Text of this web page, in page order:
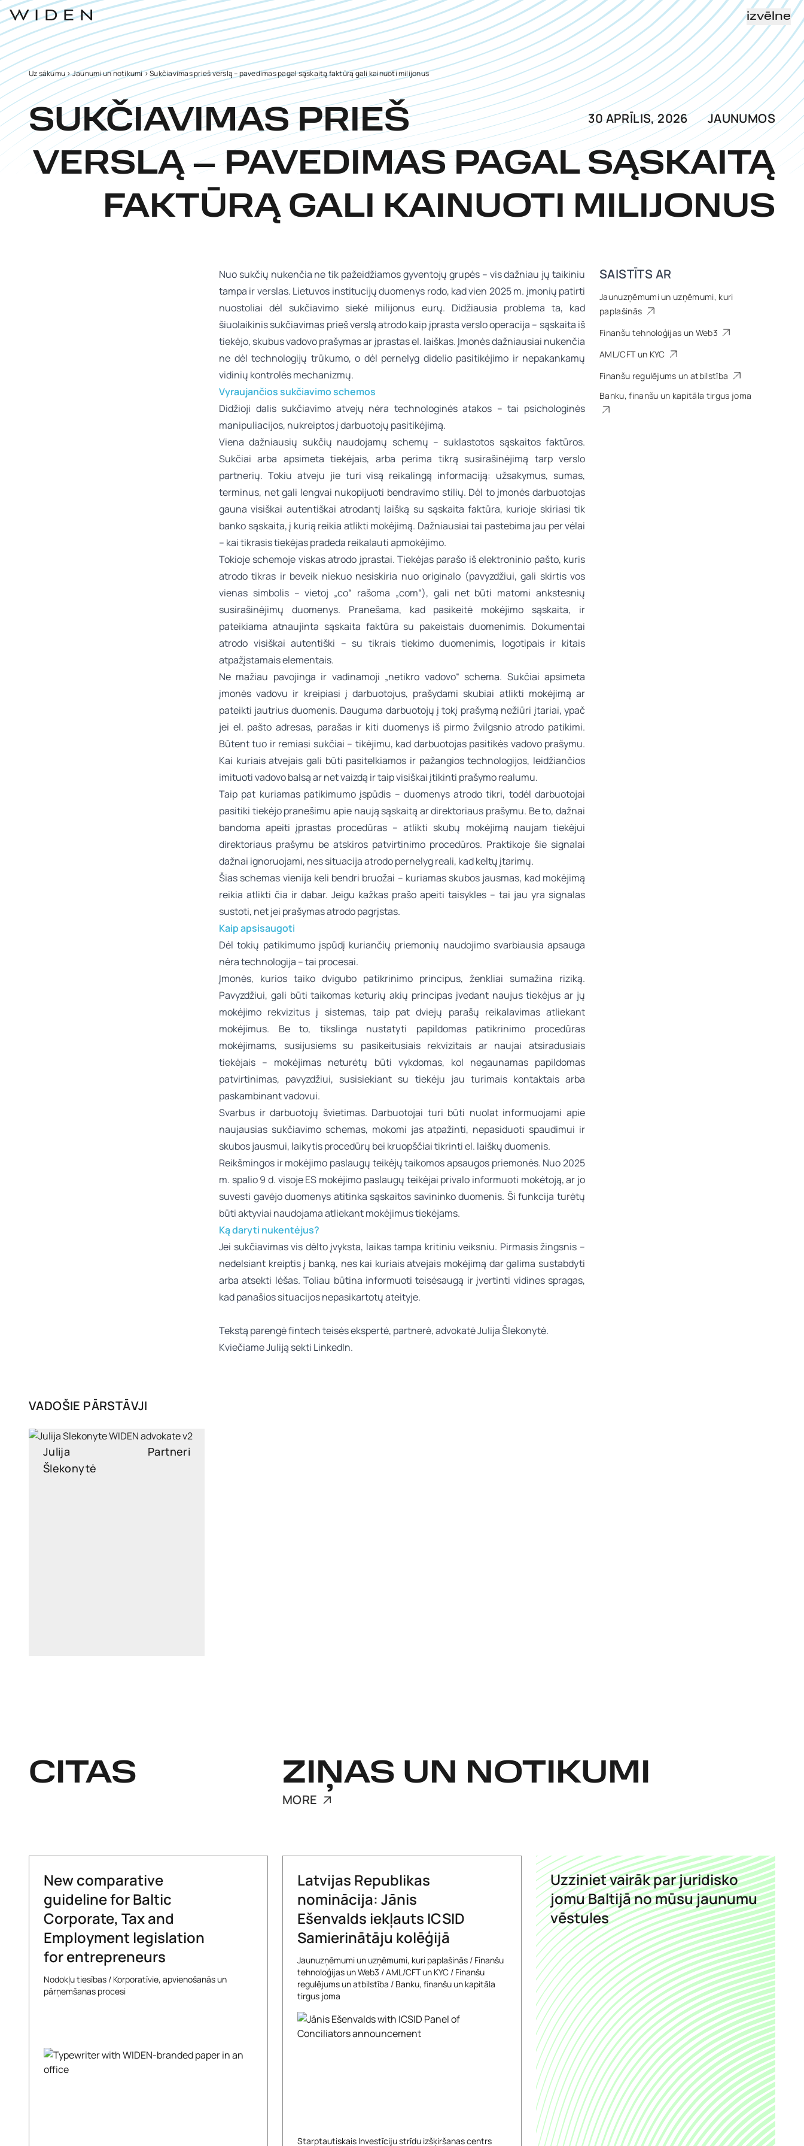
izvēlne
Uz sākumu >Jaunumi un notikumi>Sukčiavimas prieš verslą – pavedimas pagal sąskaitą faktūrą gali kainuoti milijonus
SUKČIAVIMAS PRIEŠ
VERSLĄ – PAVEDIMAS PAGAL SĄSKAITĄ
FAKTŪRĄ GALI KAINUOTI MILIJONUS
30 APRĪLIS, 2026 JAUNUMOS
SAISTĪTS AR
Jaunuzņēmumi un uzņēmumi, kuri
paplašinās
Finanšu tehnoloģijas un Web3
AML/CFT un KYC
Finanšu regulējums un atbilstība
Banku, finanšu un kapitāla tirgus joma
Nuo sukčių nukenčia ne tik pažeidžiamos gyventojų grupės – vis dažniau jų taikiniu
tampa ir verslas. Lietuvos institucijų duomenys rodo, kad vien 2025 m. įmonių patirti
nuostoliai dėl sukčiavimo siekė milijonus eurų. Didžiausia problema ta, kad
šiuolaikinis sukčiavimas prieš verslą atrodo kaip įprasta verslo operacija – sąskaita iš
tiekėjo, skubus vadovo prašymas ar įprastas el. laiškas. Įmonės dažniausiai nukenčia
ne dėl technologijų trūkumo, o dėl pernelyg didelio pasitikėjimo ir nepakankamų
vidinių kontrolės mechanizmų.
Vyraujančios sukčiavimo schemos
Didžioji dalis sukčiavimo atvejų nėra technologinės atakos – tai psichologinės
manipuliacijos, nukreiptos į darbuotojų pasitikėjimą.
Viena dažniausių sukčių naudojamų schemų – suklastotos sąskaitos faktūros.
Sukčiai arba apsimeta tiekėjais, arba perima tikrą susirašinėjimą tarp verslo
partnerių. Tokiu atveju jie turi visą reikalingą informaciją: užsakymus, sumas,
terminus, net gali lengvai nukopijuoti bendravimo stilių. Dėl to įmonės darbuotojas
gauna visiškai autentiškai atrodantį laišką su sąskaita faktūra, kurioje skiriasi tik
banko sąskaita, į kurią reikia atlikti mokėjimą. Dažniausiai tai pastebima jau per vėlai
– kai tikrasis tiekėjas pradeda reikalauti apmokėjimo.
Tokioje schemoje viskas atrodo įprastai. Tiekėjas parašo iš elektroninio pašto, kuris
atrodo tikras ir beveik niekuo nesiskiria nuo originalo (pavyzdžiui, gali skirtis vos
vienas simbolis – vietoj „co“ rašoma „com“), gali net būti matomi ankstesnių
susirašinėjimų duomenys. Pranešama, kad pasikeitė mokėjimo sąskaita, ir
pateikiama atnaujinta sąskaita faktūra su pakeistais duomenimis. Dokumentai
atrodo visiškai autentiški – su tikrais tiekimo duomenimis, logotipais ir kitais
atpažįstamais elementais.
Ne mažiau pavojinga ir vadinamoji „netikro vadovo“ schema. Sukčiai apsimeta
įmonės vadovu ir kreipiasi į darbuotojus, prašydami skubiai atlikti mokėjimą ar
pateikti jautrius duomenis. Dauguma darbuotojų į tokį prašymą nežiūri įtariai, ypač
jei el. pašto adresas, parašas ir kiti duomenys iš pirmo žvilgsnio atrodo patikimi.
Būtent tuo ir remiasi sukčiai – tikėjimu, kad darbuotojas pasitikės vadovo prašymu.
Kai kuriais atvejais gali būti pasitelkiamos ir pažangios technologijos, leidžiančios
imituoti vadovo balsą ar net vaizdą ir taip visiškai įtikinti prašymo realumu.
Taip pat kuriamas patikimumo įspūdis – duomenys atrodo tikri, todėl darbuotojai
pasitiki tiekėjo pranešimu apie naują sąskaitą ar direktoriaus prašymu. Be to, dažnai
bandoma apeiti įprastas procedūras – atlikti skubų mokėjimą naujam tiekėjui
direktoriaus prašymu be atskiros patvirtinimo procedūros. Praktikoje šie signalai
dažnai ignoruojami, nes situacija atrodo pernelyg reali, kad keltų įtarimų.
Šias schemas vienija keli bendri bruožai – kuriamas skubos jausmas, kad mokėjimą
reikia atlikti čia ir dabar. Jeigu kažkas prašo apeiti taisykles – tai jau yra signalas
sustoti, net jei prašymas atrodo pagrįstas.
Kaip apsisaugoti
Dėl tokių patikimumo įspūdį kuriančių priemonių naudojimo svarbiausia apsauga
nėra technologija – tai procesai.
Įmonės, kurios taiko dvigubo patikrinimo principus, ženkliai sumažina riziką.
Pavyzdžiui, gali būti taikomas keturių akių principas įvedant naujus tiekėjus ar jų
mokėjimo rekvizitus į sistemas, taip pat dviejų parašų reikalavimas atliekant
mokėjimus. Be to, tikslinga nustatyti papildomas patikrinimo procedūras
mokėjimams, susijusiems su pasikeitusiais rekvizitais ar naujai atsiradusiais
tiekėjais – mokėjimas neturėtų būti vykdomas, kol negaunamas papildomas
patvirtinimas, pavyzdžiui, susisiekiant su tiekėju jau turimais kontaktais arba
paskambinant vadovui.
Svarbus ir darbuotojų švietimas. Darbuotojai turi būti nuolat informuojami apie
naujausias sukčiavimo schemas, mokomi jas atpažinti, nepasiduoti spaudimui ir
skubos jausmui, laikytis procedūrų bei kruopščiai tikrinti el. laiškų duomenis.
Reikšmingos ir mokėjimo paslaugų teikėjų taikomos apsaugos priemonės. Nuo 2025
m. spalio 9 d. visoje ES mokėjimo paslaugų teikėjai privalo informuoti mokėtoją, ar jo
suvesti gavėjo duomenys atitinka sąskaitos savininko duomenis. Ši funkcija turėtų
būti aktyviai naudojama atliekant mokėjimus tiekėjams.
Ką daryti nukentėjus?
Jei sukčiavimas vis dėlto įvyksta, laikas tampa kritiniu veiksniu. Pirmasis žingsnis –
nedelsiant kreiptis į banką, nes kai kuriais atvejais mokėjimą dar galima sustabdyti
arba atsekti lėšas. Toliau būtina informuoti teisėsaugą ir įvertinti vidines spragas,
kad panašios situacijos nepasikartotų ateityje.
Tekstą parengėfintech teisėsekspertė, partnerė, advokatėJulija Šlekonytė.
Kviečiame Juliją sekti LinkedIn.
VADOŠIE PĀRSTĀVJI
Julija
Šlekonytė
Partneri
CITAS ZIŅAS UN NOTIKUMI
MORE
New comparative
guideline for Baltic
Corporate, Tax and
Employment legislation
for entrepreneurs
Nodokļu tiesības / Korporatīvie, apvienošanās un
pārņemšanas procesi
Latvijas Republikas
nominācija: Jānis
Ešenvalds iekļauts ICSID
Samierinātāju kolēģijā
Jaunuzņēmumi un uzņēmumi, kuri paplašinās / Finanšu
tehnoloģijas un Web3 /AML/CFT un KYC / Finanšu
regulējums un atbilstība / Banku, finanšu un kapitāla
tirgus joma
Starptautiskais Investīciju strīdu izšķiršanas centrs
Uzziniet vairāk par juridisko
jomu Baltijā no mūsu jaunumu
vēstules